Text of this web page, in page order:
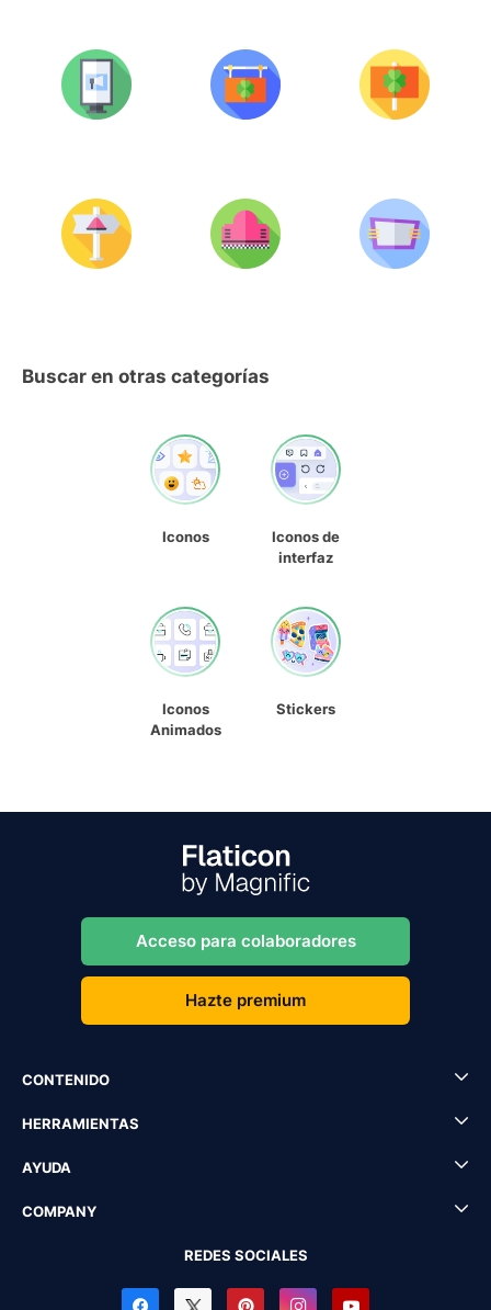
Buscar en otras categorías
Iconos
Iconos de
interfaz
Iconos
Animados
Stickers
Acceso para colaboradores
Hazte premium
CONTENIDO
HERRAMIENTAS
AYUDA
COMPANY
REDES SOCIALES